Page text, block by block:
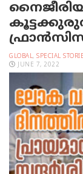
ഫ്രാന്‍സിസ്
GLOBAL, SPECIAL
JUNE 7, 2022